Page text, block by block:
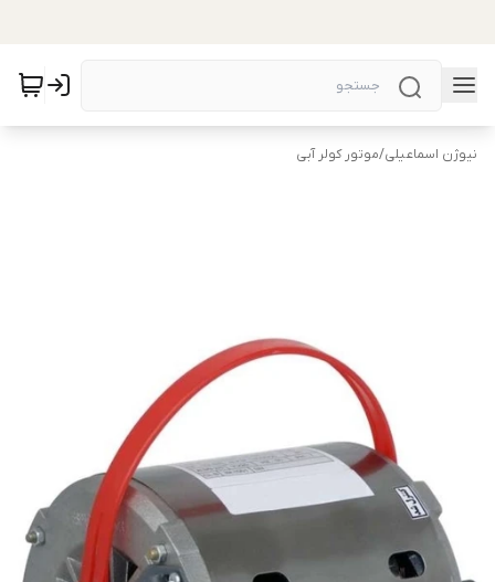
نیوژن اسماعیلی/موتور کولر آبی